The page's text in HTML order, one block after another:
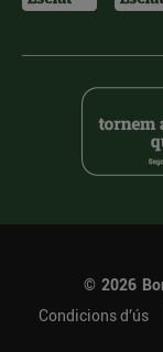
© 2026
Condicions d’ús